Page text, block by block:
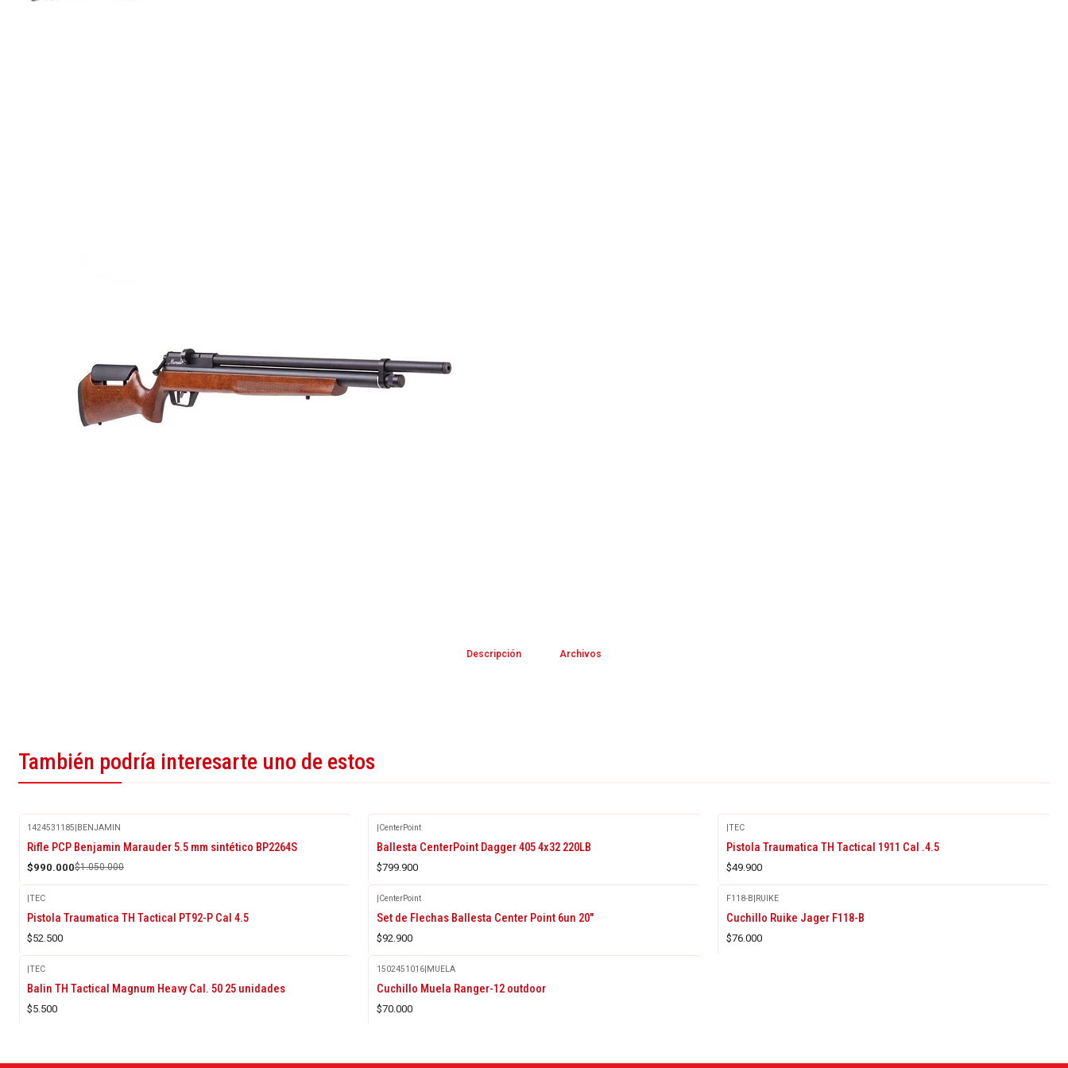
Descripción Archivos
También podría interesarte uno de estos
-6%
OFF
1424531185|BENJAMIN
Rifle PCP Benjamin Marauder 5.5 mm sintético BP2264S
$990.000$1.050.000
|CenterPoint
Ballesta CenterPoint Dagger 405 4x32 220LB
$799.900
|TEC
Pistola Traumatica TH Tactical 1911 Cal .4.5
$49.900
|TEC
Pistola Traumatica TH Tactical PT92-P Cal 4.5
$52.500
|CenterPoint
Set de Flechas Ballesta Center Point 6un 20"
$92.900
F118-B|RUIKE
Cuchillo Ruike Jager F118-B
$76.000
|TEC
Balin TH Tactical Magnum Heavy Cal. 50 25 unidades
$5.500
1502451016|MUELA
Cuchillo Muela Ranger-12 outdoor
$70.000